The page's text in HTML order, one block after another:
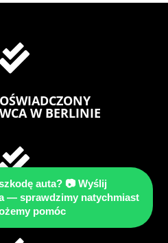
W BERLINIE
PRAWNA GRATIS !
auta? 📷 Wyślij
— sprawdzimy natychmiast
pomóc